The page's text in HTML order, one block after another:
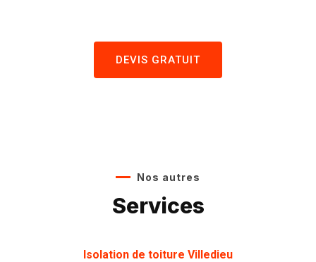
DEVIS GRATUIT
Nos autres
Services
Isolation de toiture Villedieu